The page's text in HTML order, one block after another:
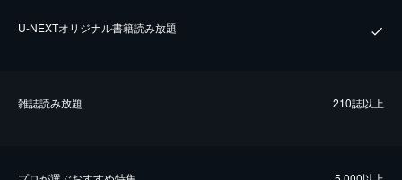
U-NEXTオリジナル書籍読み放題
雑誌読み放題 210誌以上